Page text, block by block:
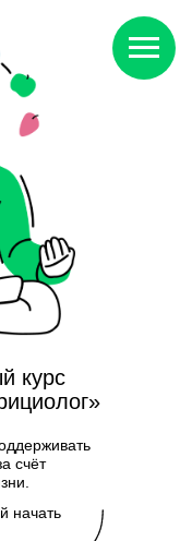
курс
счёт
начать